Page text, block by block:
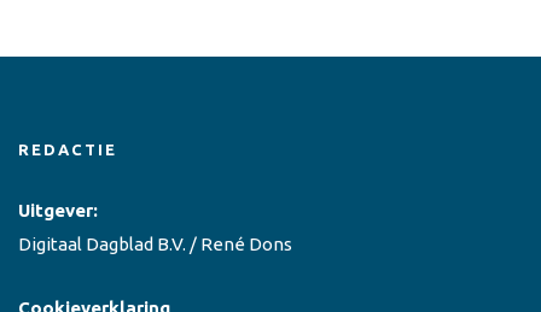
REDACTIE
Uitgever:
Digitaal Dagblad B.V. / René Dons
Cookieverklaring